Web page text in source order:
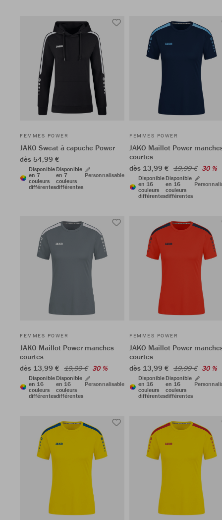
FEMMES POWER
JAKO Sweat à capuche Power
dès 54,99 €
Disponible
en 7
couleurs
différentes
Disponible
en 7
couleurs
différentes
Personnalisable
FEMMES POWER
JAKO Maillot Power
courtes
dès 13,99 € 19,99 € 30 %
Disponible
en 16
couleurs
différentes
Disponible
en 16
couleurs
différentes
FEMMES POWER
JAKO Maillot Power manches
courtes
dès 13,99 € 19,99 € 30 %
Disponible
en 16
couleurs
différentes
Disponible
en 16
couleurs
différentes
Personnalisable
FEMMES POWER
JAKO Maillot Power
courtes
dès 13,99 € 19,99 € 30 %
Disponible
en 16
couleurs
différentes
Disponible
en 16
couleurs
différentes